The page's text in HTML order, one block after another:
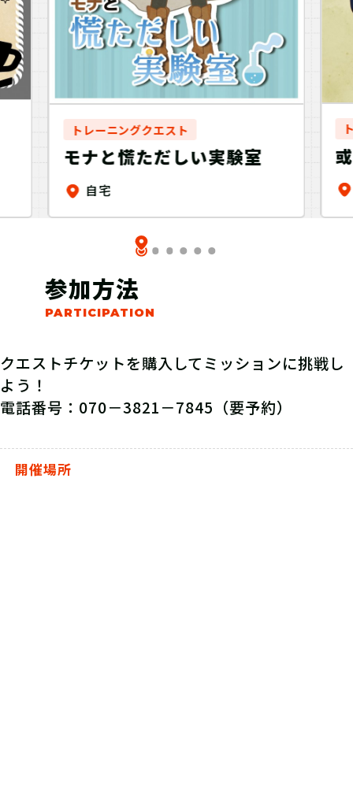
トレーニングクエスト
モナと慌ただしい実験室
自宅
参加方法
クエストチケットを購入してミッションに挑戦し
よう！
電話番号：070－3821－7845（要予約）
開催場所